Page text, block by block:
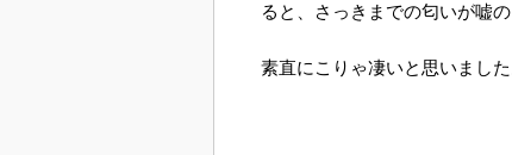
ると、さっきまでの匂いが嘘
素直にこりゃ凄いと思いました